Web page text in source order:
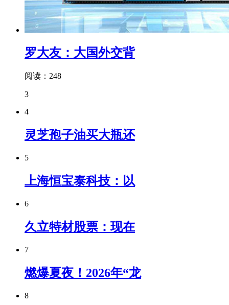
罗大友：大国外交背
阅读：248
3
4
灵芝孢子油买大瓶还
5
上海恒宝泰科技：以
6
久立特材股票：现在
7
燃爆夏夜！2026年“龙
8